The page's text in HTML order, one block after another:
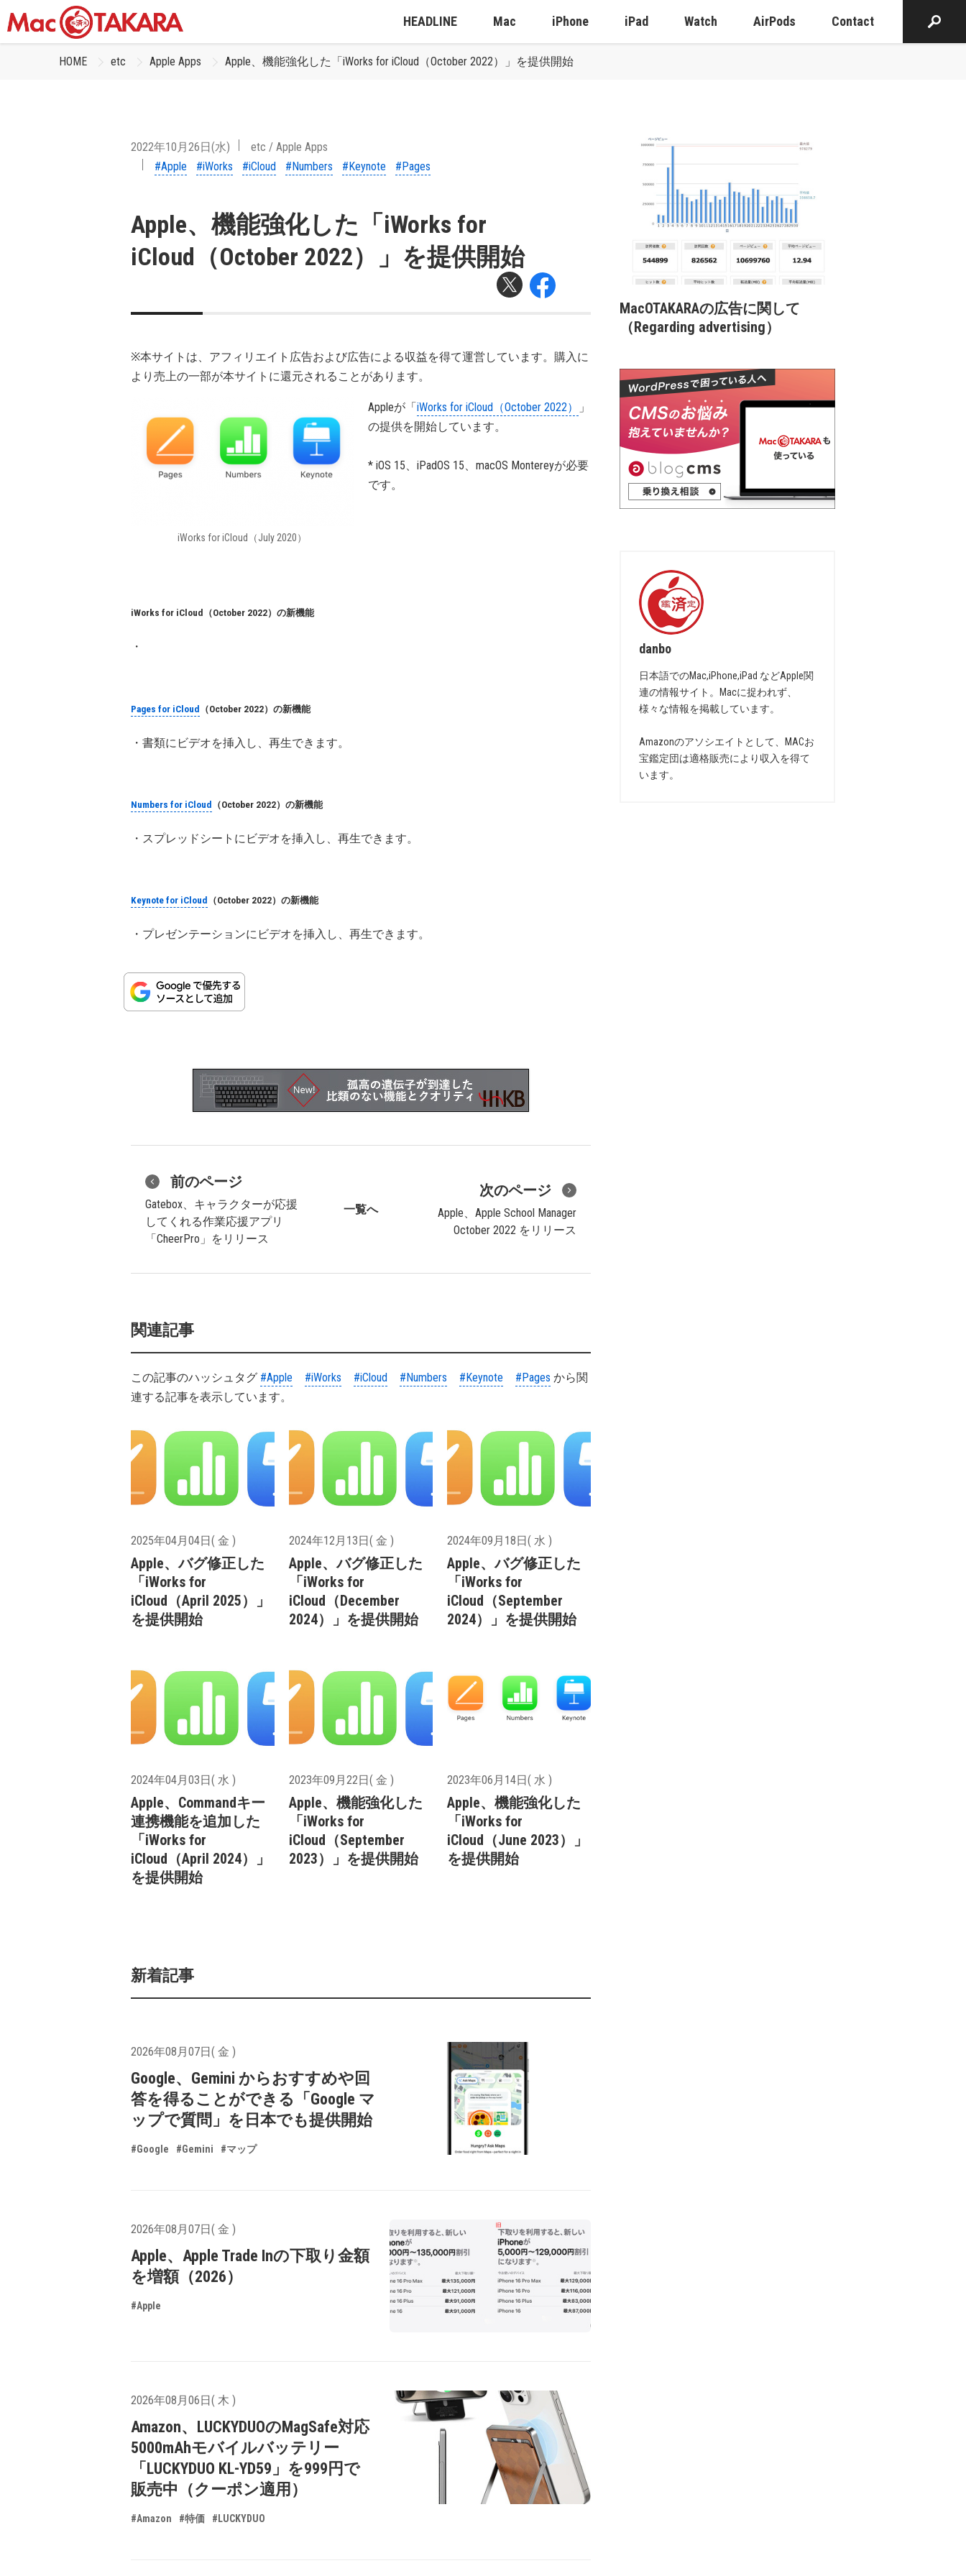
HEADLINE Mac iPhone iPad Watch AirPods Contact
HOME etc Apple Apps Apple、機能強化した「iWorks for iCloud（October 2022）」を提供開始
2022年10月26日(水) etc / Apple Apps
#Apple
#iWorks #iCloud #Numbers #Keynote #Pages
Apple、機能強化した「iWorks for
iCloud（October 2022）」を提供開始
※本サイトは、アフィリエイト広告および広告による収益を得て運営しています。購入に
より売上の一部が本サイトに還元されることがあります。
iWorks for iCloud（July 2020）
Appleが「iWorks for iCloud（October 2022）
」
の提供を開始しています。
* iOS 15、iPadOS 15、macOS Montereyが必要
です。
iWorks for iCloud（October 2022）の新機能
・
Pages for iCloud （October 2022）の新機能
・書類にビデオを挿入し、再生できます。
Numbers for iCloud （October 2022）の新機能
・スプレッドシートにビデオを挿入し、再生できます。
Keynote for iCloud （October 2022）の新機能
・プレゼンテーションにビデオを挿入し、再生できます。
前のページ
Gatebox、キャラクターが応援
してくれる作業応援アプリ
「CheerPro」をリリース
一覧へ
次のページ
Apple、Apple School Manager
October 2022 をリリース
関連記事
この記事のハッシュタグ #Apple #iWorks #iCloud #Numbers #Keynote #Pages から関
連する記事を表示しています。
2025年04月04日( 金 )
Apple、バグ修正した
「iWorks for
iCloud（April 2025）」
を提供開始
2024年12月13日( 金 )
Apple、バグ修正した
「iWorks for
iCloud（December
2024）」を提供開始
2024年09月18日( 水 )
Apple、バグ修正した
「iWorks for
iCloud（September
2024）」を提供開始
2024年04月03日( 水 )
Apple、Commandキー
連携機能を追加した
「iWorks for
iCloud（April 2024）」
を提供開始
2023年09月22日( 金 )
Apple、機能強化した
「iWorks for
iCloud（September
2023）」を提供開始
2023年06月14日( 水 )
Apple、機能強化した
「iWorks for
iCloud（June 2023）」
を提供開始
新着記事
2026年08月07日( 金 )
Google、Gemini からおすすめや回
答を得ることができる「Google マ
ップで質問」を日本でも提供開始
#Google #Gemini #マップ
2026年08月07日( 金 )
Apple、Apple Trade Inの下取り金額
を増額（2026）
#Apple
2026年08月06日( 木 )
Amazon、LUCKYDUOのMagSafe対応
5000mAhモバイルバッテリー
「LUCKYDUO KL-YD59」を999円で
販売中（クーポン適用）
#Amazon #特価 #LUCKYDUO
MacOTAKARAの広告に関して
（Regarding advertising）
danbo
日本語でのMac,iPhone,iPad などApple関
連の情報サイト。Macに捉われず、
様々な情報を掲載しています。
Amazonのアソシエイトとして、MACお
宝鑑定団は適格販売により収入を得て
います。